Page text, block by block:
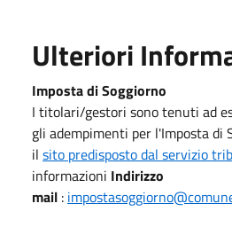
Ulteriori
Imposta di Soggiorno
I titolari/gestori sono tenuti ad
gli adempimenti per l'Imposta di
il sito predisposto dal servizio
informazioni Indirizzo
mail :